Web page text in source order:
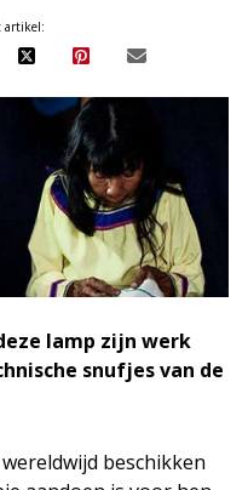
artikel:
lamp zijn werk
snufjes van de
beschikken